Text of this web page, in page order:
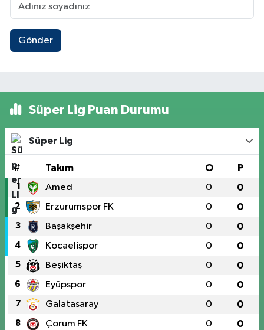
Gönder
Süper Lig Puan Durumu
Süper Lig
# Takım O P
1 Amed 0 0
2 Erzurumspor FK 0 0
3 Başakşehir 0 0
4 Kocaelispor 0 0
5 Beşiktaş 0 0
6 Eyüpspor 0 0
7 Galatasaray 0 0
8 Çorum FK 0 0